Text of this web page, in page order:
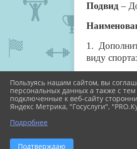
Подвид –
1.
виду
2.
виду
3.
4.
Пользуясь нашим сайтом, вы
персональных данных а также с
подключенные к веб-сайту
Яндекс Метрика, "Госуслуги",
Подробнее
Подтверждаю